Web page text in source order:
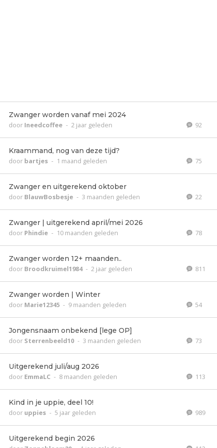
Zwanger worden vanaf mei 2024
door Ineedcoffee - 2 jaar geleden 92
Kraammand, nog van deze tijd?
door bartjes - 1 maand geleden 75
Zwanger en uitgerekend oktober
door BlauwBosbesje - 3 maanden geleden 22
Zwanger | uitgerekend april/mei 2026
door Phindie - 10 maanden geleden 78
Zwanger worden 12+ maanden..
door Broodkruimel1984 - 2 jaar geleden 811
Zwanger worden | Winter
door Marie12345 - 9 maanden geleden 54
Jongensnaam onbekend [lege OP]
door Sterrenbeeld10 - 3 maanden geleden 73
Uitgerekend juli/aug 2026
door EmmaLC - 8 maanden geleden 113
Kind in je uppie, deel 10!
door uppies - 5 jaar geleden 989
Uitgerekend begin 2026